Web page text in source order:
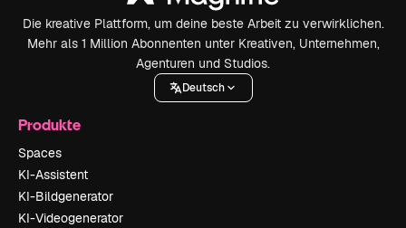
Die kreative Plattform, um deine beste Arbeit zu verwirklichen.
Mehr als 1 Million Abonnenten unter Kreativen, Unternehmen,
Agenturen und Studios.
Deutsch
Produkte
Spaces
KI-Assistent
KI-Bildgenerator
KI-Videogenerator